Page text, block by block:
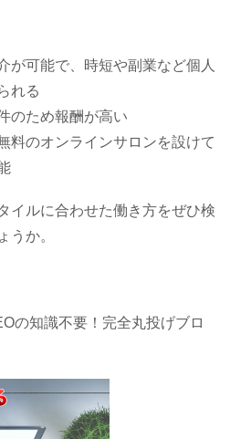
が可能で、時短や副業など個人
れる
のため報酬が高い
料のオンラインサロンを設けて
イルに合わせた働き方をぜひ検
うか。
の知識不要！完全丸投げブロ